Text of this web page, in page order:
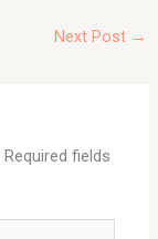
Next Post →
Required fields